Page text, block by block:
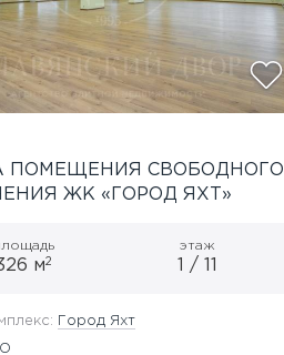
ПОМЕЩЕНИЯ СВОБОДНОГО
ЖК «ГОРОД ЯХТ»
м2
этаж
1 / 11
Город Яхт